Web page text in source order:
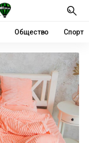
Общество Спорт